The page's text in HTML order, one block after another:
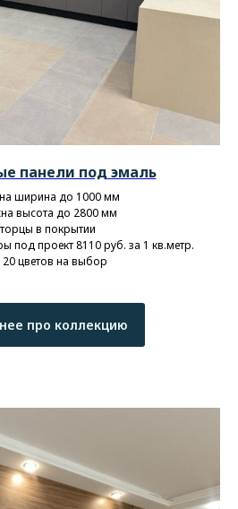
панели под эмаль
ширина до 1000 мм
высота до 2800 мм
в покрытии
под проект 8110 руб. за 1 кв.метр.
20 цветов на выбор
про коллекцию